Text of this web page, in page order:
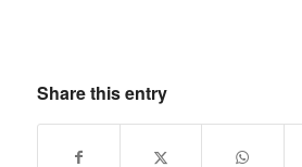
Share this entry